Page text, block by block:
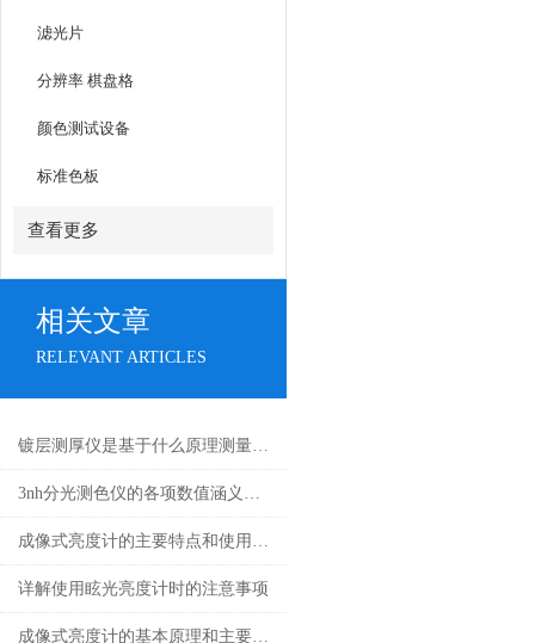
滤光片
分辨率 棋盘格
颜色测试设备
标准色板
查看更多
相关文章
RELEVANT ARTICLES
镀层测厚仪是基于什么原理测量的呢？
3nh分光测色仪的各项数值涵义讲解
成像式亮度计的主要特点和使用方法简述
详解使用眩光亮度计时的注意事项
成像式亮度计的基本原理和主要功能